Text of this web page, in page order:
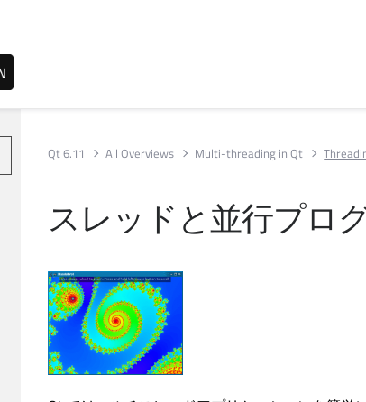
Qt 6.11 All Overviews Multi-threading in Qt
スレッドと並行プロ